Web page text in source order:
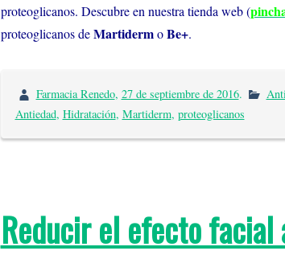
proteoglicanos. Descubre en nuestra tienda web (
proteoglicanos deMartidermoBe+.
Farmacia Renedo, 27 de septiembre de 2016.
Antiedad, Hidratación, Martiderm, proteoglicanos
Reducir el efecto facial